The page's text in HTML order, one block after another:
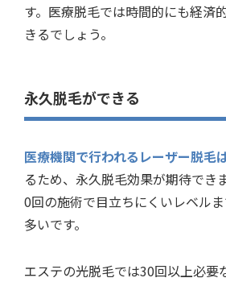
す。医療脱毛では時間的にも経済
きるでしょう。
永久脱毛ができる
医療機関で行われるレーザー脱毛
るため、永久脱毛効果が期待でき
0回の施術で目立ちにくいレベル
多いです。
エステの光脱毛では30回以上必要